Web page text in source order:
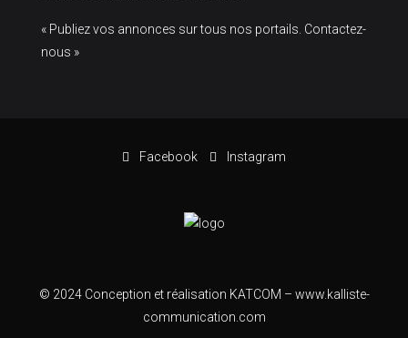
« Publiez vos annonces sur tous nos portails. Contactez-
nous »
Facebook Instagram
© 2024 Conception et réalisation KATCOM – www.kalliste-
communication.com